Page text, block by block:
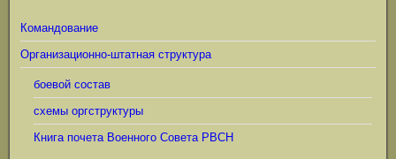
Командование
Организационно-штатная структура
боевой состав
схемы оргструктуры
Книга почета Военного Совета РВСН